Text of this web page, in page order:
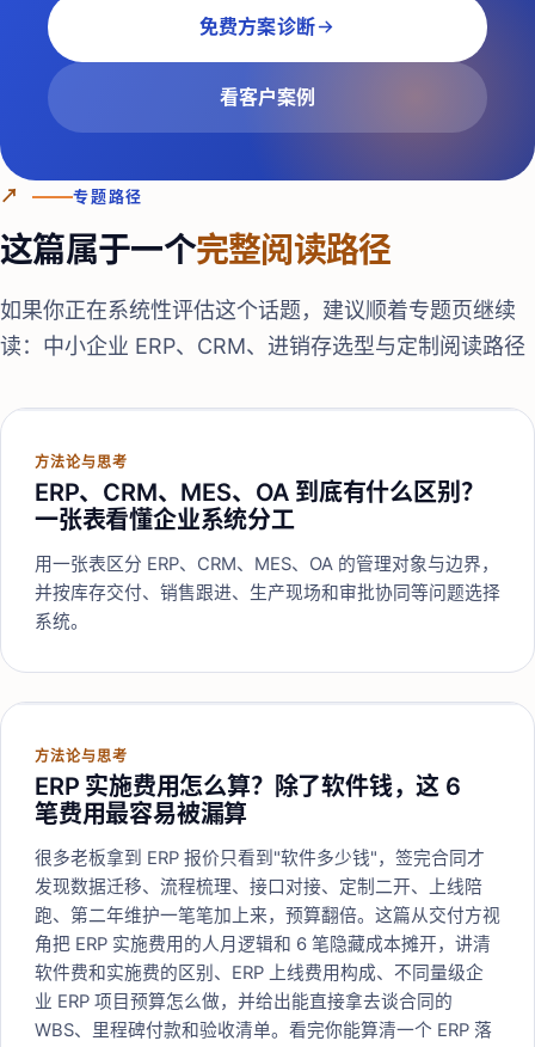
免费方案诊断
看客户案例
↗ 专题路径
这篇属于一个完整阅读路径
如果你正在系统性评估这个话题，建议顺着专题页继续
读： 中小企业 ERP、CRM、进销存选型与定制阅读路径
方法论与思考
ERP、CRM、MES、OA 到底有什么区别？
一张表看懂企业系统分工
用一张表区分 ERP、CRM、MES、OA 的管理对象与边界，
并按库存交付、销售跟进、生产现场和审批协同等问题选择
系统。
方法论与思考
ERP 实施费用怎么算？除了软件钱，这 6
笔费用最容易被漏算
很多老板拿到 ERP 报价只看到"软件多少钱"，签完合同才
发现数据迁移、流程梳理、接口对接、定制二开、上线陪
跑、第二年维护一笔笔加上来，预算翻倍。这篇从交付方视
角把 ERP 实施费用的人月逻辑和 6 笔隐藏成本摊开，讲清
软件费和实施费的区别、ERP 上线费用构成、不同量级企
业 ERP 项目预算怎么做，并给出能直接拿去谈合同的
WBS、里程碑付款和验收清单。看完你能算清一个 ERP 落